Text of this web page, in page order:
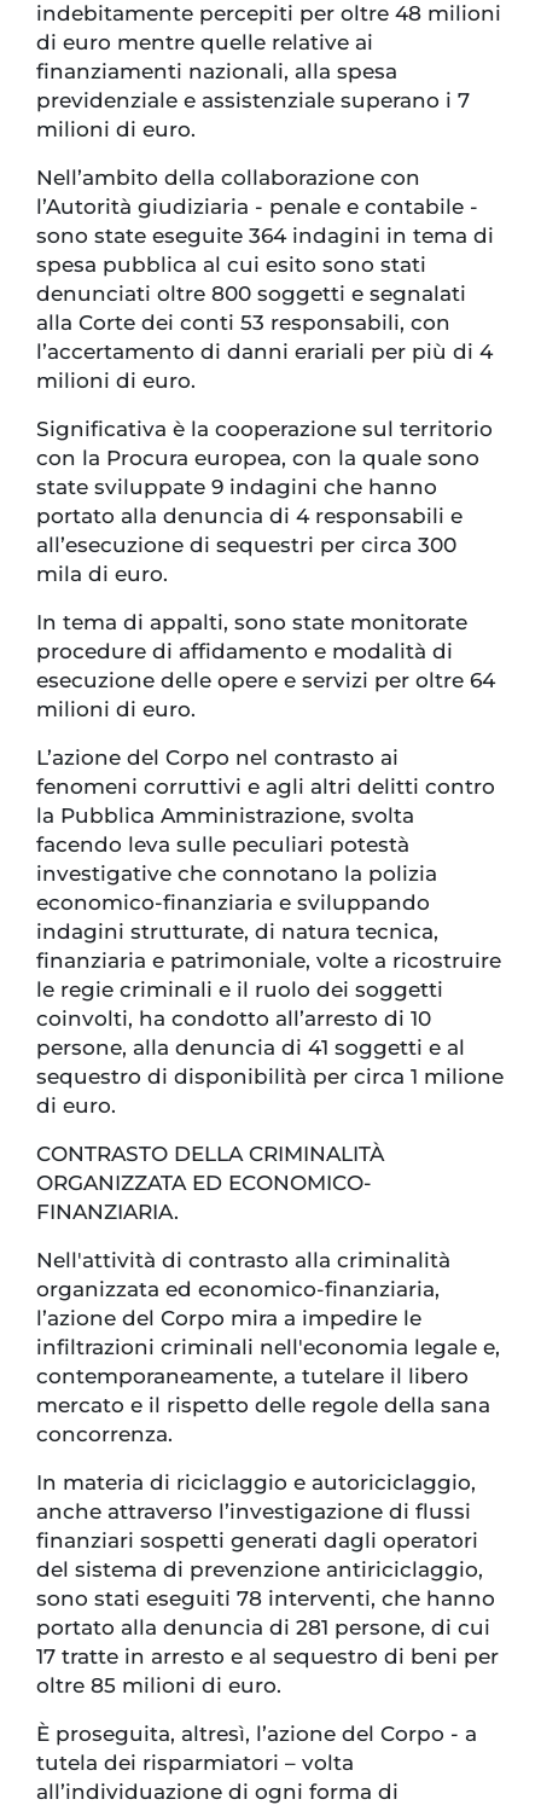
indebitamente percepiti per oltre 48 milioni
di euro mentre quelle relative ai
finanziamenti nazionali, alla spesa
previdenziale e assistenziale superano i 7
milioni di euro.
Nell’ambito della collaborazione con
l’Autorità giudiziaria - penale e contabile -
sono state eseguite 364 indagini in tema di
spesa pubblica al cui esito sono stati
denunciati oltre 800 soggetti e segnalati
alla Corte dei conti 53 responsabili, con
l’accertamento di danni erariali per più di 4
milioni di euro.
Significativa è la cooperazione sul territorio
con la Procura europea, con la quale sono
state sviluppate 9 indagini che hanno
portato alla denuncia di 4 responsabili e
all’esecuzione di sequestri per circa 300
mila di euro.
In tema di appalti, sono state monitorate
procedure di affidamento e modalità di
esecuzione delle opere e servizi per oltre 64
milioni di euro.
L’azione del Corpo nel contrasto ai
fenomeni corruttivi e agli altri delitti contro
la Pubblica Amministrazione, svolta
facendo leva sulle peculiari potestà
investigative che connotano la polizia
economico-finanziaria e sviluppando
indagini strutturate, di natura tecnica,
finanziaria e patrimoniale, volte a ricostruire
le regie criminali e il ruolo dei soggetti
coinvolti, ha condotto all’arresto di 10
persone, alla denuncia di 41 soggetti e al
sequestro di disponibilità per circa 1 milione
di euro.
CONTRASTO DELLA CRIMINALITÀ
ORGANIZZATA ED ECONOMICO-
FINANZIARIA.
Nell'attività di contrasto alla criminalità
organizzata ed economico-finanziaria,
l’azione del Corpo mira a impedire le
infiltrazioni criminali nell'economia legale e,
contemporaneamente, a tutelare il libero
mercato e il rispetto delle regole della sana
concorrenza.
In materia di riciclaggio e autoriciclaggio,
anche attraverso l’investigazione di flussi
finanziari sospetti generati dagli operatori
del sistema di prevenzione antiriciclaggio,
sono stati eseguiti 78 interventi, che hanno
portato alla denuncia di 281 persone, di cui
17 tratte in arresto e al sequestro di beni per
oltre 85 milioni di euro.
È proseguita, altresì, l’azione del Corpo - a
tutela dei risparmiatori – volta
all’individuazione di ogni forma di